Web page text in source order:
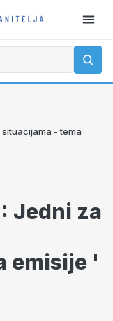
situacijama - tema
Jedni za
emisije '